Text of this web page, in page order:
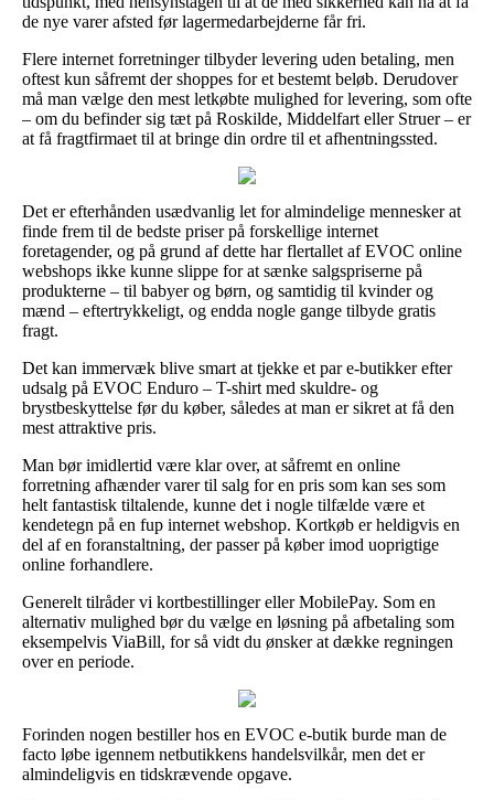
de nye varer afsted før lagermedarbejderne får fri.
Flere internet forretninger tilbyder levering uden betaling, men
oftest kun såfremt der shoppes for et bestemt beløb. Derudover
må man vælge den mest letkøbte mulighed for levering, som ofte
– om du befinder sig tæt på Roskilde, Middelfart eller Struer – er
at få fragtfirmaet til at bringe din ordre til et afhentningssted.
Det er efterhånden usædvanlig let for almindelige mennesker at
finde frem til de bedste priser på forskellige internet
foretagender, og på grund af dette har flertallet af EVOC online
webshops ikke kunne slippe for at sænke salgspriserne på
produkterne – til babyer og børn, og samtidig til kvinder og
mænd – eftertrykkeligt, og endda nogle gange tilbyde gratis
fragt.
Det kan immervæk blive smart at tjekke et par e-butikker efter
udsalg på EVOC Enduro – T-shirt med skuldre- og
brystbeskyttelse før du køber, således at man er sikret at få den
mest attraktive pris.
Man bør imidlertid være klar over, at såfremt en online
forretning afhænder varer til salg for en pris som kan ses som
helt fantastisk tiltalende, kunne det i nogle tilfælde være et
kendetegn på en fup internet webshop. Kortkøb er heldigvis en
del af en foranstaltning, der passer på køber imod uoprigtige
online forhandlere.
Generelt tilråder vi kortbestillinger eller MobilePay. Som en
alternativ mulighed bør du vælge en løsning på afbetaling som
eksempelvis ViaBill, for så vidt du ønsker at dække regningen
over en periode.
Forinden nogen bestiller hos en EVOC e-butik burde man de
facto løbe igennem netbutikkens handelsvilkår, men det er
almindeligvis en tidskrævende opgave.